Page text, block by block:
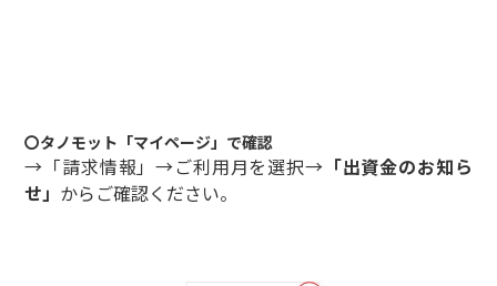
〇タノモット「マイページ」で確認
→「請求情報」→ご利用月を選択→「出資金のお知ら
せ」 からご確認ください。